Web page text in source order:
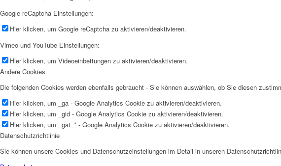
Google reCaptcha Einstellungen:
Hier klicken, um Google reCaptcha zu aktivieren/deaktivieren.
Vimeo und YouTube Einstellungen:
Hier klicken, um Videoeinbettungen zu aktivieren/deaktivieren.
Andere Cookies
Die folgenden Cookies werden ebenfalls gebraucht - Sie können auswählen, ob Sie diesen
Hier klicken, um _ga - Google Analytics Cookie zu aktivieren/deaktivieren.
Hier klicken, um _gid - Google Analytics Cookie zu aktivieren/deaktivieren.
Hier klicken, um _gat_* - Google Analytics Cookie zu aktivieren/deaktivieren.
Datenschutzrichtlinie
Sie können unsere Cookies und Datenschutzeinstellungen im Detail in unseren